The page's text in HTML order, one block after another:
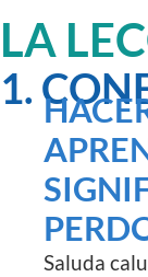
LA
1.
Saluda